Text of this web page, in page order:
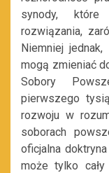
synody, które
rozwiązania,
Niemniej
mogą zmieniać
Sobory
pierwszego
rozwoju w
soborach
oficjalna
może tylko